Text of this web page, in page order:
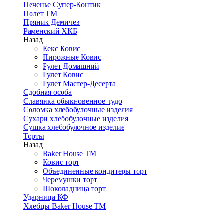
Печенье Супер-Контик
Полет ТМ
Пряник Демичев
Раменский ХКБ
Назад
Кекс Ковис
Пирожные Ковис
Рулет Домашний
Рулет Ковис
Рулет Мастер-Десерта
Сдобная особа
Славянка обыкновенное чудо
Соломка хлебобулочные изделия
Сухари хлебобулочные изделия
Сушка хлебобулочное изделие
Торты
Назад
Baker House ТМ
Ковис торт
Объединенные кондитеры торт
Черемушки торт
Шоколадница торт
Ударница КФ
Хлебцы Baker House ТМ